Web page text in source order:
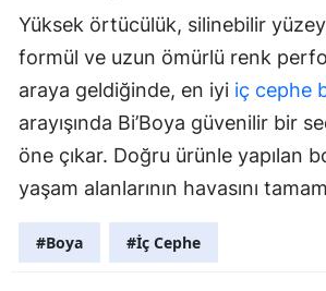
Yüksek örtücülük, silinebilir
formül ve uzun ömürlü renk
araya geldiğinde, en iyi iç cephe
arayışında Bi’Boya güvenilir bir
öne çıkar. Doğru ürünle yapılan
yaşam alanlarının havasını
#Boya #İç Cephe